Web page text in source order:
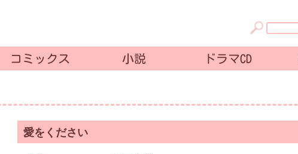
コミックス 小説 ドラマCD
愛をください